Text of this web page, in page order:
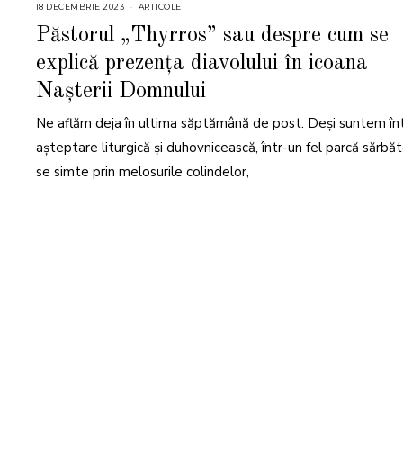
18 DECEMBRIE 2023
E
E
M
B
2
2
3
ARTICOLE
Păstorul „Thyrros” sau despre cum se
explică prezența diavolului în icoana
Nașterii Domnului
Ne aflăm deja în ultima săptămână de post. Deși suntem
așteptare liturgică și duhovnicească, într-un fel parcă
se simte prin melosurile colindelor,